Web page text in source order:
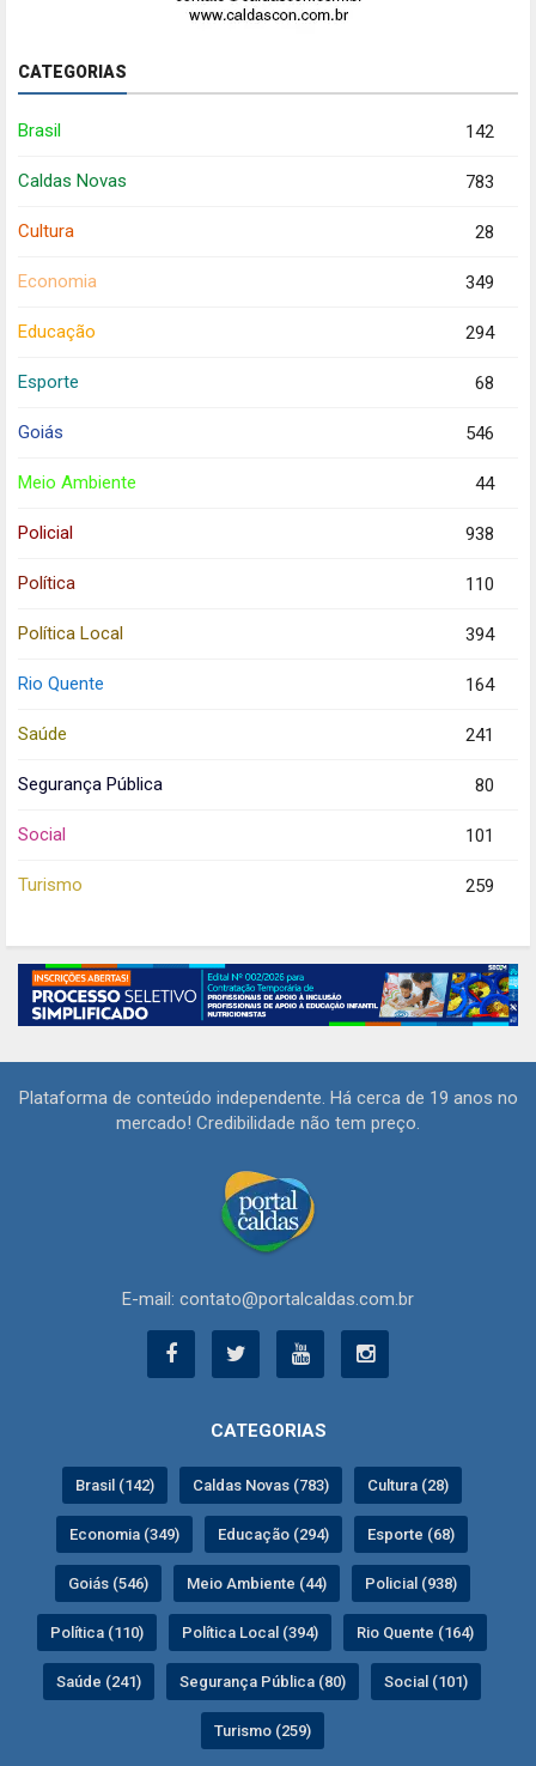
CATEGORIAS
Brasil 142
Caldas Novas 783
Cultura 28
Economia 349
Educação 294
Esporte 68
Goiás 546
Meio Ambiente 44
Policial 938
Política 110
Política Local 394
Rio Quente 164
Saúde 241
Segurança Pública 80
Social 101
Turismo 259
Plataforma de conteúdo independente. Há cerca de 19 anos no
mercado! Credibilidade não tem preço.
E-mail: contato@portalcaldas.com.br
CATEGORIAS
Brasil (142) Caldas Novas (783) Cultura (28)
Economia (349) Educação (294) Esporte (68)
Goiás (546) Meio Ambiente (44) Policial (938)
Política (110) Política Local (394) Rio Quente (164)
Saúde (241) Segurança Pública (80) Social (101)
Turismo (259)